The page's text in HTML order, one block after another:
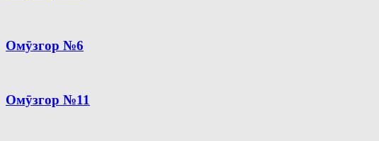
Омӯзгор №6
Омӯзгор №11